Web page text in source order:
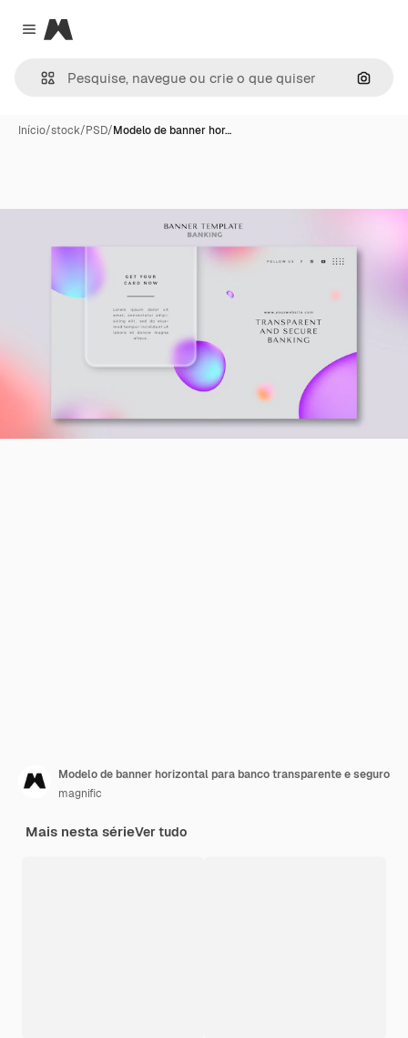
Close menu
Magnific
Início/stock/PSD/Modelo de banner hor…
Modelo de banner horizontal para banco transparente e seguro
magnific
Mais nesta sérieVer tudo